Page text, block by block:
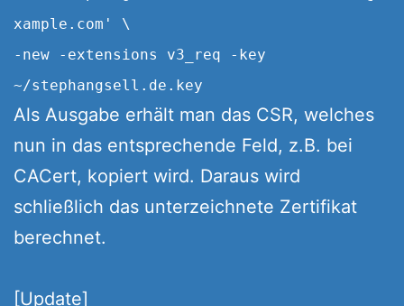
xample.com' \
-new -extensions v3_req -key
~/stephangsell.de.key
Als Ausgabe erhält man das CSR, welches
nun in das entsprechende Feld, z.B. bei
CACert, kopiert wird. Daraus wird
schließlich das unterzeichnete Zertifikat
berechnet.
[Update]